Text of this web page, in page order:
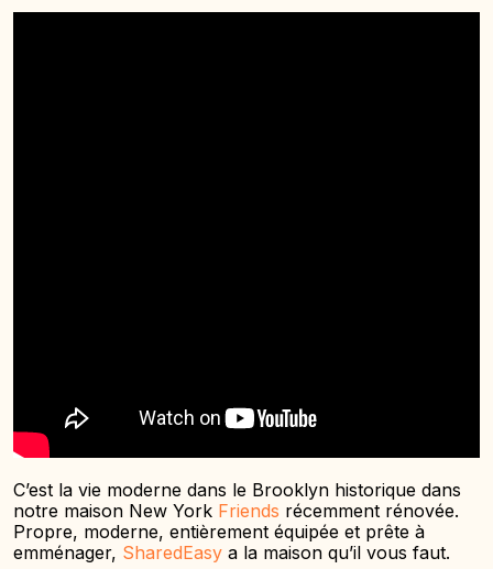
C’est la vie moderne dans le Brooklyn historique dans
notre maison New York Friends récemment rénovée.
Propre, moderne, entièrement équipée et prête à
emménager, SharedEasy a la maison qu’il vous faut.